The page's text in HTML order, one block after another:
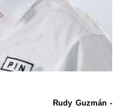
Rudy Guzmán -